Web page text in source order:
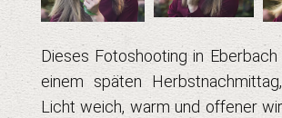
Dieses Fotoshooting in
einem späten
Licht weich, warm und offener